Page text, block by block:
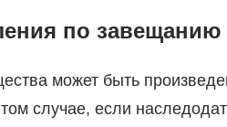
по завещанию
может быть
случае, если